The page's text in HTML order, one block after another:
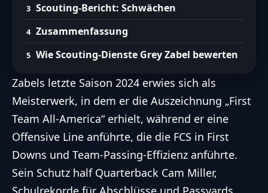
Scouting-Bericht: Schwächen
Zusammenfassung
Wie Scouting-Dienste Grey Zabel bewerten
Zabels letzte Saison 2024 erwies sich als
Meisterwerk, in dem er die Auszeichnung „First
Team All-America“ erhielt, während er eine
Offensive Line anführte, die die FCS in First
Downs und Team-Passing-Effizienz anführte.
Sein Schutz half Quarterback Cam Miller,